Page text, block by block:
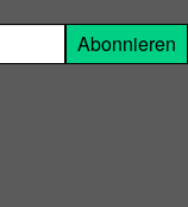
Abonnieren